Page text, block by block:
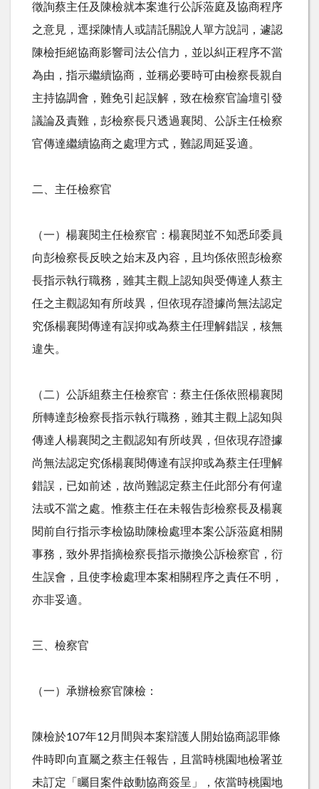
徵詢蔡主任及陳檢就本案進行公訴蒞庭及協商程序
之意見，逕採陳情人或請託關說人單方說詞，遽認
陳檢拒絕協商影響司法公信力，並以糾正程序不當
為由，指示繼續協商，並稱必要時可由檢察長親自
主持協調會，難免引起誤解，致在檢察官論壇引發
議論及責難，彭檢察長只透過襄閱、公訴主任檢察
官傳達繼續協商之處理方式，難認周延妥適。
二、主任檢察官
（一）楊襄閱主任檢察官：楊襄閱並不知悉邱委員
向彭檢察長反映之始末及內容，且均係依照彭檢察
長指示執行職務，雖其主觀上認知與受傳達人蔡主
任之主觀認知有所歧異，但依現存證據尚無法認定
究係楊襄閱傳達有誤抑或為蔡主任理解錯誤，核無
違失。
（二）公訴組蔡主任檢察官：蔡主任係依照楊襄閱
所轉達彭檢察長指示執行職務，雖其主觀上認知與
傳達人楊襄閱之主觀認知有所歧異，但依現存證據
尚無法認定究係楊襄閱傳達有誤抑或為蔡主任理解
錯誤，已如前述，故尚難認定蔡主任此部分有何違
法或不當之處。惟蔡主任在未報告彭檢察長及楊襄
閱前自行指示李檢協助陳檢處理本案公訴蒞庭相關
事務，致外界指摘檢察長指示撤換公訴檢察官，衍
生誤會，且使李檢處理本案相關程序之責任不明，
亦非妥適。
三、檢察官
（一）承辦檢察官陳檢：
陳檢於107年12 月間與本案辯護人開始協商認罪條
件時即向直屬之蔡主任報告，且當時桃園地檢署並
未訂定「矚目案件啟動協商簽呈」，依當時桃園地